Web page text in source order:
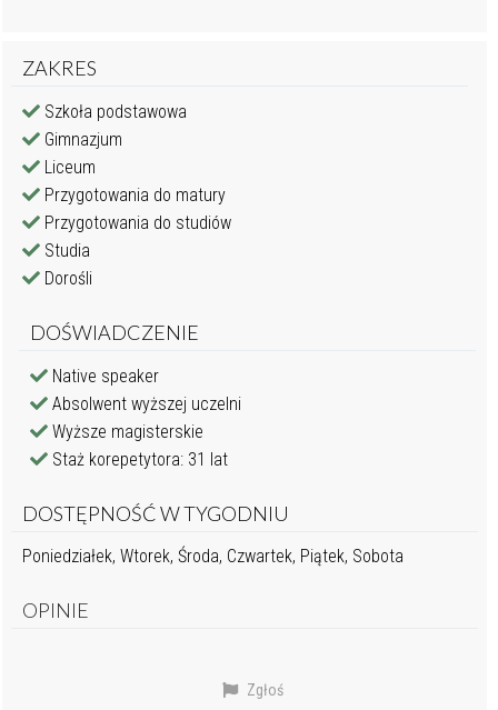
ZAKRES
Szkoła podstawowa
Gimnazjum
Liceum
Przygotowania do matury
Przygotowania do studiów
Studia
Dorośli
DOŚWIADCZENIE
Native speaker
Absolwent wyższej uczelni
Wyższe magisterskie
Staż korepetytora: 31 lat
DOSTĘPNOŚĆ W TYGODNIU
Poniedziałek, Wtorek, Środa, Czwartek, Piątek, Sobota
OPINIE
Zgłoś